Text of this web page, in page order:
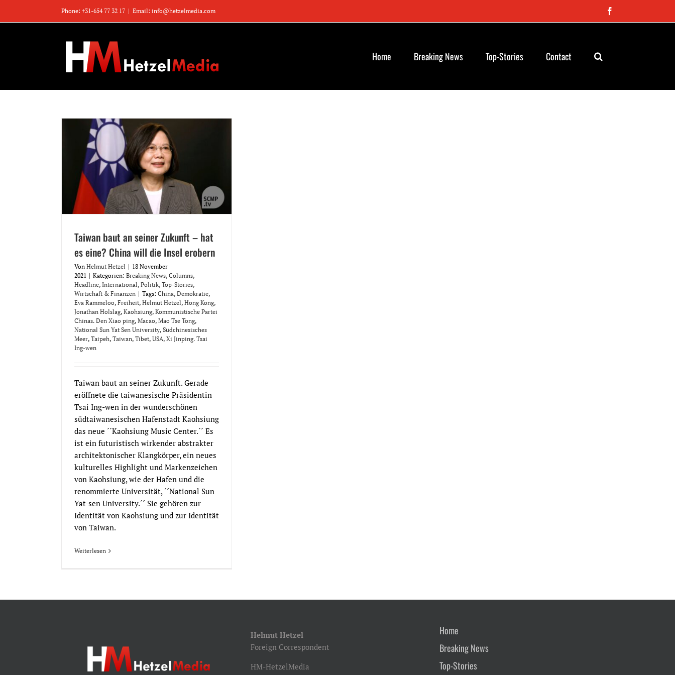
Phone: +31-654 77 32 17 | Email: info@hetzelmedia.com
Home Breaking News Top-Stories Contact
Taiwan baut an seiner Zukunft – hat
es eine? China will die Insel erobern
Von Helmut Hetzel | 18 November
2021 | Kategorien: Breaking News, Columns,
Headline, International, Politik, Top-Stories,
Wirtschaft & Finanzen | Tags: China, Demokratie,
Eva Rammeloo, Freiheit, Helmut Hetzel, Hong Kong,
Jonathan Holslag, Kaohsiung, Kommunistische Partei
Chinas. Den Xiao ping, Macao, Mao Tse Tong,
National Sun Yat Sen University, Südchinesisches
Meer, Taipeh, Taiwan, Tibet, USA, Xi Jinping. Tsai
Ing-wen
Taiwan baut an seiner Zukunft. Gerade
eröffnete die taiwanesische Präsidentin
Tsai Ing-wen in der wunderschönen
südtaiwanesischen Hafenstadt Kaohsiung
das neue ´´Kaohsiung Music Center.´´ Es
ist ein futuristisch wirkender abstrakter
architektonischer Klangkörper, ein neues
kulturelles Highlight und Markenzeichen
von Kaohsiung, wie der Hafen und die
renommierte Universität, ´´National Sun
Yat-sen University.´´ Sie gehören zur
Identität von Kaohsiung und zur Identität
von Taiwan.
Weiterlesen
Helmut Hetzel
Foreign Correspondent
HM-HetzelMedia
Home
Breaking News
Top-Stories